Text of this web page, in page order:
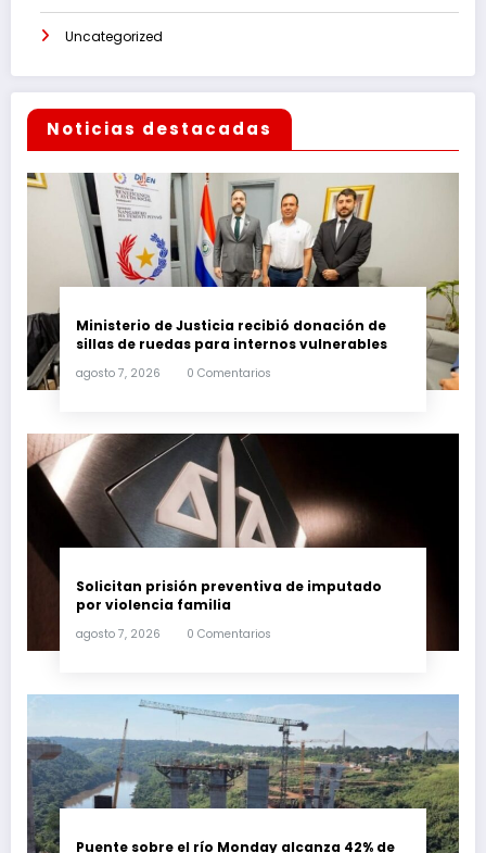
Uncategorized
Noticias destacadas
Ministerio de Justicia recibió donación de
sillas de ruedas para internos vulnerables
agosto 7, 2026 0 Comentarios
Solicitan prisión preventiva de imputado
por violencia familia
agosto 7, 2026 0 Comentarios
Puente sobre el río Monday alcanza 42% de